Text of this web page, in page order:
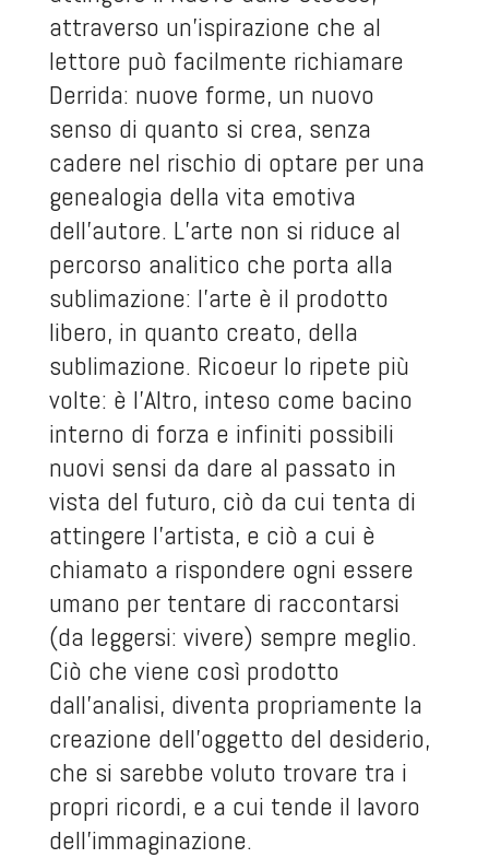
attraverso un’ispirazione che al
lettore può facilmente richiamare
Derrida: nuove forme, un nuovo
senso di quanto si crea, senza
cadere nel rischio di optare per una
genealogia della vita emotiva
dell’autore. L’arte non si riduce al
percorso analitico che porta alla
sublimazione: l’arte è il prodotto
libero, in quanto creato, della
sublimazione. Ricoeur lo ripete più
volte: è l’Altro, inteso come bacino
interno di forza e infiniti possibili
nuovi sensi da dare al passato in
vista del futuro, ciò da cui tenta di
attingere l’artista, e ciò a cui è
chiamato a rispondere ogni essere
umano per tentare di raccontarsi
(da leggersi: vivere) sempre meglio.
Ciò che viene così prodotto
dall’analisi, diventa propriamente la
creazione dell’oggetto del desiderio,
che si sarebbe voluto trovare tra i
propri ricordi, e a cui tende il lavoro
dell’immaginazione.